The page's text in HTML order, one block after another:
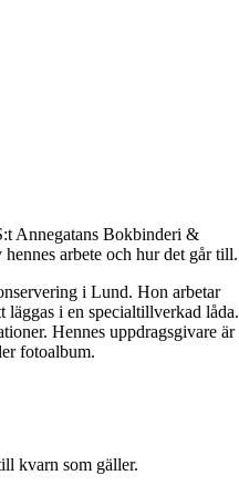
Annegatans Bokbinderi &
arbete och hur det går till.
i Lund. Hon arbetar
läggas i en specialtillverkad låda.
Hennes uppdragsgivare är
fotoalbum.
kvarn som gäller.